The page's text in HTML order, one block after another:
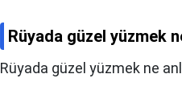
Rüyada güzel yüzmek
Rüyada güzel yüzmek ne